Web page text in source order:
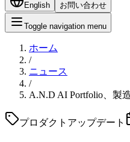
English お問い合わせ
Toggle navigation menu
ホーム
/
ニュース
/
A.N.D AI Portfolio、製
プロダクトアップデート